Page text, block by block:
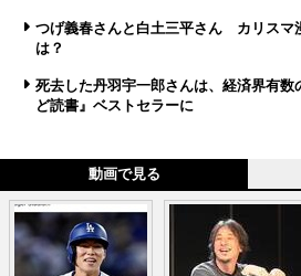
つげ義春さんと白土三平さん カリスマ
は？
死去した丹羽宇一郎さんは、経済界有
ど読書』ベストセラーに
動画で見る